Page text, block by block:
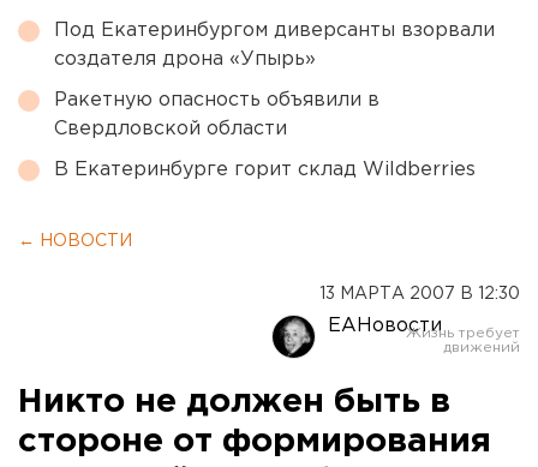
Под Екатеринбургом диверсанты взорвали
создателя дрона «Упырь»
Ракетную опасность объявили в
Свердловской области
В Екатеринбурге горит склад Wildberries
← НОВОСТИ
13 МАРТА 2007 В 12:30
ЕАНовости
Никто не должен быть в
стороне от формирования